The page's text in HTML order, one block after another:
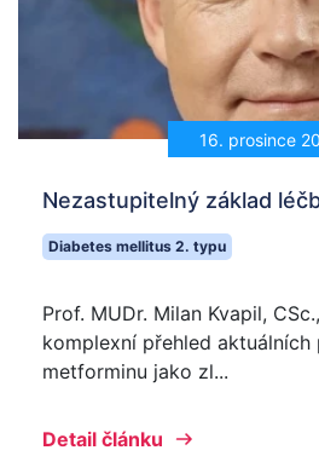
16. prosince
Nezastupitelný základ
Diabetes mellitus 2. typu
Prof. MUDr. Milan Kvapil,
komplexní přehled aktuálních
metforminu jako zl...
Detail článku